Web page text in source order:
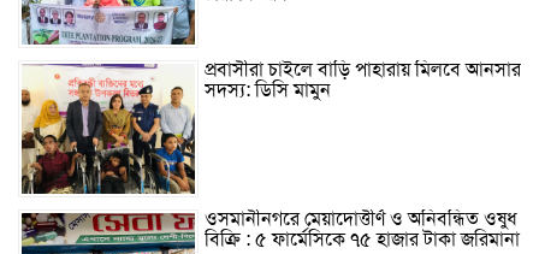
প্রবাসীরা চাইলে বাড়ি পাহারায় মিলবে আনসার
সদস্য: ডিসি মামুন
ওসমানীনগরে মেয়াদোত্তীর্ণ ও অনিবন্ধিত ওষুধ
বিক্রি : ৫ ফার্মেসিকে ৭৫ হাজার টাকা জরিমানা